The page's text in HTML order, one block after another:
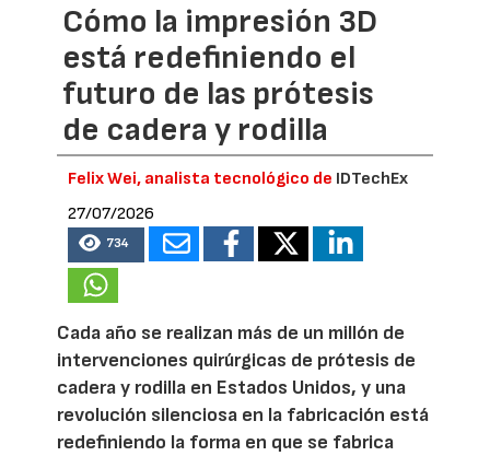
Cómo la impresión 3D
está redefiniendo el
futuro de las prótesis
de cadera y rodilla
Felix Wei, analista tecnológico de IDTechEx
27/07/2026
734
Cada año se realizan más de un millón de
intervenciones quirúrgicas de prótesis de
cadera y rodilla en Estados Unidos, y una
revolución silenciosa en la fabricación está
redefiniendo la forma en que se fabrica